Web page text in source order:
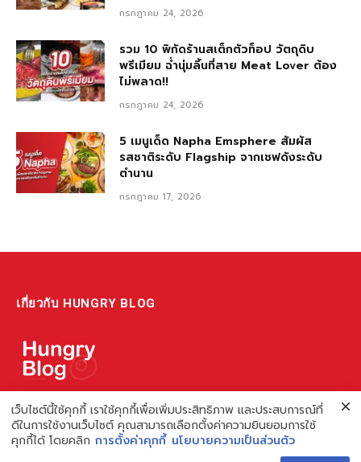
กรกฎาคม 24, 2026
รวม 10 พิกัดร้านสเต็กตัวท็อป วัตถุดิบ
พรีเมียม ฉ่ำนุ่มลิ้นที่สาย Meat Lover ต้อง
ไม่พลาด!!
กรกฎาคม 24, 2026
5 เมนูเด็ด Napha Emsphere สัมผัส
รสชาติระดับ Flagship จากเชฟดังระดับ
ตำนาน
กรกฎาคม 17, 2026
เกี่ยวกับ HUNGRY BLOG
แหล่งรวมข้อมูล ข่าวสาร เกี่ยวกับร้านอาหารและเรื่องกิน ไม่ว่าจะเป็น
รีวิว ชี้เป้า รวมถึงความรู้ต่างๆ ที่เราอยากแชร์!
เว็บไซต์นี้ใช้คุกกี้ เราใช้คุกกี้เพื่อเพิ่มประสิทธิภาพ และประสบการณ์ที่
ดีในการใช้งานเว็บไซต์ คุณสามารถเลือกตั้งค่าความยินยอมการใช้
คุกกี้ได้ โดยคลิก การตั้งค่าคุกกี้ นโยบายความเป็นส่วนตัว